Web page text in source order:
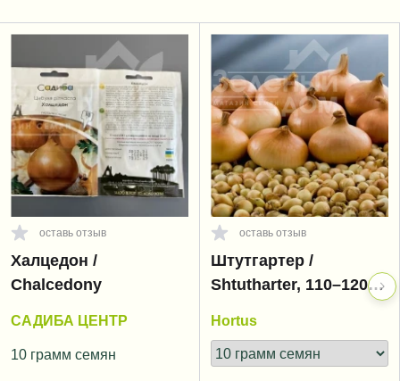
оставь отзыв
Халцедон /
Chalcedony
САДИБА ЦЕНТР
10 грамм семян
оставь отзыв
Штутгартер /
Shtutharter, 110–120
Hortus